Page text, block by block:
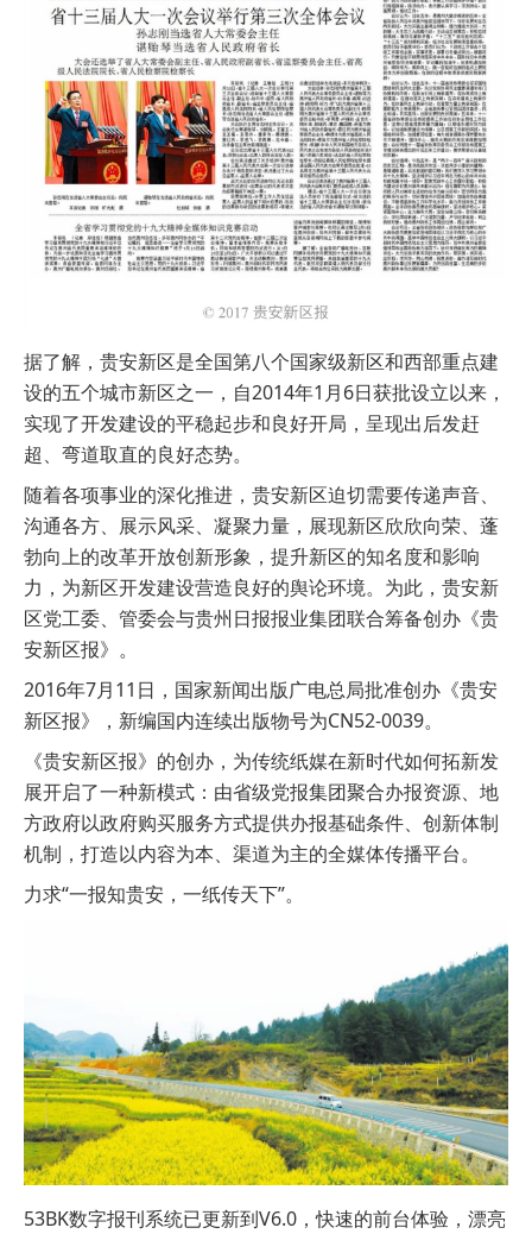
据了解，贵安新区是全国第八个国家级新区和西部重点建
设的五个城市新区之一，自2014年1月6日获批设立以来，
实现了开发建设的平稳起步和良好开局，呈现出后发赶
超、弯道取直的良好态势。
随着各项事业的深化推进，贵安新区迫切需要传递声音、
沟通各方、展示风采、凝聚力量，展现新区欣欣向荣、蓬
勃向上的改革开放创新形象，提升新区的知名度和影响
力，为新区开发建设营造良好的舆论环境。为此，贵安新
区党工委、管委会与贵州日报报业集团联合筹备创办《贵
安新区报》。
2016年7月11日，国家新闻出版广电总局批准创办《贵安
新区报》，新编国内连续出版物号为CN52-0039。
《贵安新区报》的创办，为传统纸媒在新时代如何拓新发
展开启了一种新模式：由省级党报集团聚合办报资源、地
方政府以政府购买服务方式提供办报基础条件、创新体制
机制，打造以内容为本、渠道为主的全媒体传播平台。
力求“一报知贵安，一纸传天下”。
53BK数字报刊系统已更新到V6.0，快速的前台体验，漂亮